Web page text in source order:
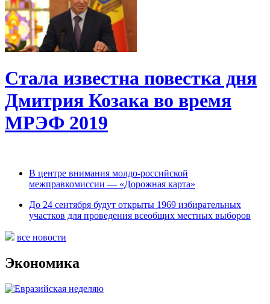
Стала известна повестка дня
Дмитрия Козака во время
МРЭФ 2019
В центре внимания молдо-российской
межправкомиссии — «Дорожная карта»
До 24 сентября будут открыты 1969 избирательных
участков для проведения всеобщих местных выборов
все новости
Экономика